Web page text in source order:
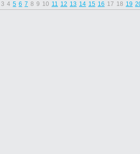
3 4 5 6 7 8 9 10 11 12 13 14 15 16 17 18 19